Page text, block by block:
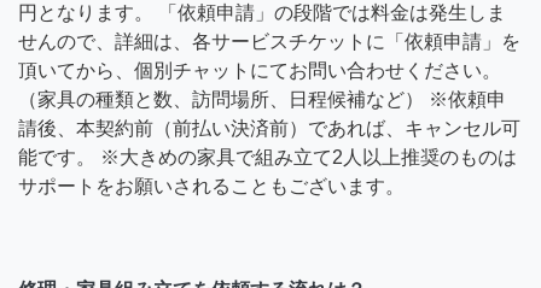
円となります。 「依頼申請」の段階では料金は発生しま
せんので、詳細は、各サービスチケットに「依頼申請」を
頂いてから、個別チャットにてお問い合わせください。
（家具の種類と数、訪問場所、日程候補など） ※依頼申
請後、本契約前（前払い決済前）であれば、キャンセル可
能です。 ※大きめの家具で組み立て2人以上推奨のものは
サポートをお願いされることもございます。